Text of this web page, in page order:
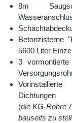
Die Zisterne
in die
Im
Filterschacht
installiert
äußerst selten
Falls die
bei einer
8m
Betonzisterne
5600 Liter
3
Dichtungen
(die KG-Rohre
bauseits zu